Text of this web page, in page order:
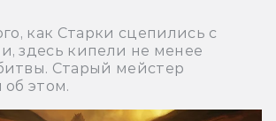
как Старки сцепились с
здесь кипели не менее
Старый мейстер
об этом.